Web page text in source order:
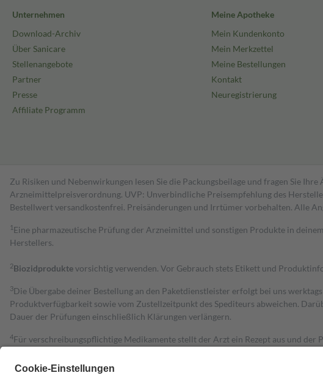
Unternehmen
Download-Archiv
Über Sanicare
Stellenangebote
Partner
Presse
Affiliate Programm
Meine Apotheke
Mein Kundenkonto
Mein Merkzettel
Meine Bestellungen
Kontakt
Neuregistrierung
Zu Risiken und Nebenwirkungen lesen Sie die Packungsbeilage und fragen Sie
Arzneimittelpreisverordnung. UVP: Unverbindliche Preisempfehlung des
Bestell­wert versand­kosten­frei. Preisänderungen und Irrtümer vorbehalten. Alle
1 Eine pharmazeutische Prüfung der Arzneimittel und sonstigen Produkte in
Herstellers.
2Biozidproduktevorsichtig verwenden. Vor Gebrauch stets Etikett und
3Die Übergabe deiner Bestellung an den Paketdienstleister erfolgt bei uns
Produktverfügbarkeit sowie vom Zustellzeitpunkt des Spediteurs abweichen.
Dauer der Prüfungen einschließlich Klärungen verlängern.
4Für verschreibungspflichtige Medikamente stellt der Arzt ein Rezept aus und
Grundsätzlich leisten Mitglieder Zuzahlungen in Höhe von zehn Prozent des